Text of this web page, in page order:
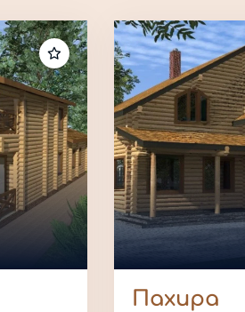
Пахира